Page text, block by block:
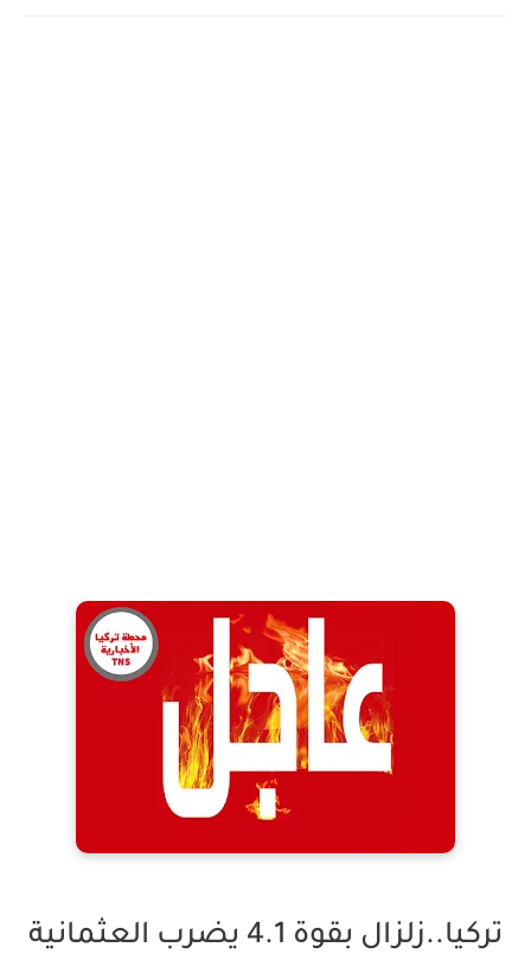
تركيا..زلزال بقوة 4.1 يضرب العثمانية